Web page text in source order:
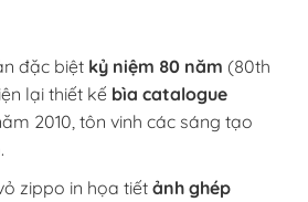
đặc biệt kỷ niệm 80 năm (80th
lại thiết kế bìa catalogue
2010, tôn vinh các sáng tạo
zippo in họa tiết ảnh ghép